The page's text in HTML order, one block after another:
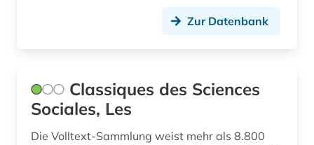
Zur Datenbank
Classiques des Sciences
Sociales, Les
Die Volltext-Sammlung weist mehr als 8.800